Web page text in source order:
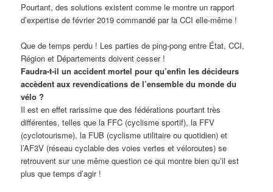
Pourtant, des solutions existent comme le montre un rapport
d’expertise de février 2019 commandé par la CCI elle-même !
Que de temps perdu ! Les parties de ping-pong entre État, CCI,
Région et Départements doivent cesser !
Faudra-t-il un accident mortel pour qu’enfin les décideurs
accèdent aux revendications de l’ensemble du monde du
vélo ?
Il est en effet rarissime que des fédérations pourtant très
différentes, telles que la FFC (cyclisme sportif), la FFV
(cyclotourisme), la FUB (cyclisme utilitaire ou quotidien) et
l’AF3V (réseau cyclable des voies vertes et véloroutes) se
retrouvent sur une même question ce qui montre bien qu’il est
plus que temps d’agir !